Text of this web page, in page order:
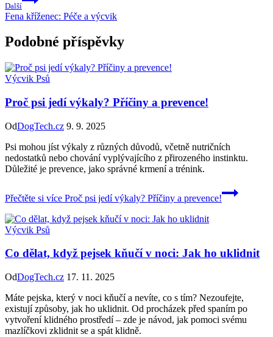
Další
Fena kříženec: Péče a výcvik
Podobné příspěvky
Výcvik Psů
Proč psi jedí výkaly? Příčiny a prevence!
OdDogTech.cz 9. 9. 2025
Psi mohou jíst výkaly z různých důvodů, včetně nutričních
nedostatků nebo chování vyplývajícího z přirozeného instinktu.
Důležité je prevence, jako správné krmení a trénink.
Přečtěte si více Proč psi jedí výkaly? Příčiny a prevence!
Výcvik Psů
Co dělat, když pejsek kňučí v noci: Jak ho uklidnit
OdDogTech.cz 17. 11. 2025
Máte pejska, který v noci kňučí a nevíte, co s tím? Nezoufejte,
existují způsoby, jak ho uklidnit. Od procházek před spaním po
vytvoření klidného prostředí – zde je návod, jak pomoci svému
mazlíčkovi zklidnit se a spát klidně.